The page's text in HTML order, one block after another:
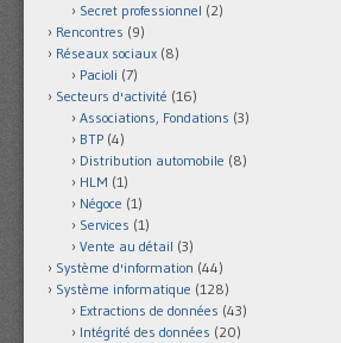
Secret professionnel (2)
Rencontres (9)
Réseaux sociaux (8)
Pacioli (7)
Secteurs d'activité (16)
Associations, Fondations (3)
BTP (4)
Distribution automobile (8)
HLM (1)
Négoce (1)
Services (1)
Vente au détail (3)
Système d'information (44)
Système informatique (128)
Extractions de données (43)
Intégrité des données (20)